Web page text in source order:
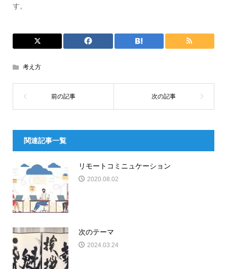
す。
考え方
関連記事一覧
リモートコミニュケーション
2020.08.02
次のテーマ
2024.03.24